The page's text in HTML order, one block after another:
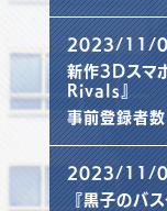
2023/11/
新作3Dスマ
Rivals』
事前登録者
2023/11/
『黒子のバ